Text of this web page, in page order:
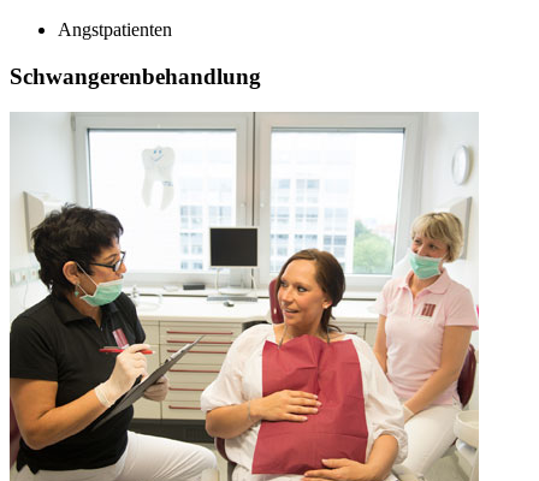
Angstpatienten
Schwangerenbehandlung